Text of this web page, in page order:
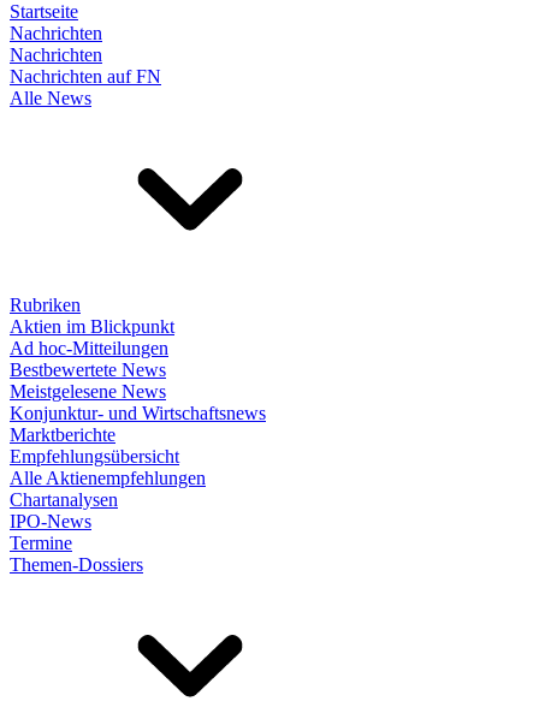
Startseite
Nachrichten
Nachrichten
Nachrichten auf FN
Alle News
Rubriken
Aktien im Blickpunkt
Ad hoc-Mitteilungen
Bestbewertete News
Meistgelesene News
Konjunktur- und Wirtschaftsnews
Marktberichte
Empfehlungsübersicht
Alle Aktienempfehlungen
Chartanalysen
IPO-News
Termine
Themen-Dossiers